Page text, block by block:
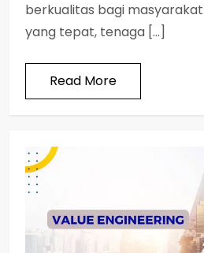
berkualitas bagi
yang tepat, tenaga […]
Read More